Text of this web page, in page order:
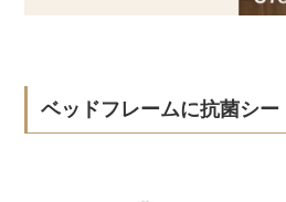
ベッドフレームに抗菌シー